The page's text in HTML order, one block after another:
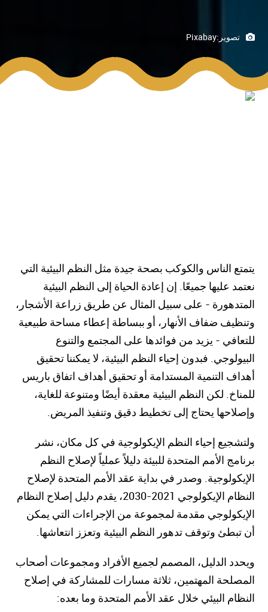
تصوير:Pixabay
يتمتع الناس والكوكب بصحة جيدة مثل النظم البيئية التي
نعتمد عليها جميعًا. إن إعادة الحياة إلى النظم البيئية
المتدهورة - على سبيل المثال عن طريق زراعة الأشجار،
وتنظيف ضفاف الأنهار، أو ببساطة إعطاء مساحة طبيعية
للتعافي - يزيد من فوائدها على المجتمع والتنوع
البيولوجي. فبدون إحياء النظم البيئية، لا يمكننا تحقيق
أهداف التنمية المستدامة أو تحقيق أهداف اتفاق باريس
للمناخ. لكن النظم البيئية معقدة أيضًا ومتنوعة للغاية،
وإصلاحها يحتاج إلى تخطيط دقيق وتنفيذ المريض.
ولتشجيع إحياء النظم الإيكولوجية في كل مكان، نشر
برنامج الأمم المتحدة للبيئة دليلاً عملياً لإصلاح النظم
الإيكولوجية. وصدر في بداية عقد الأمم المتحدة لإصلاح
النظام الإيكولوجي 2021-2030، يقدم دليل إصلاح النظام
الإيكولوجي مقدمة لمجموعة من الإجراءات التي يمكن
أن تبطئ وتوقف تدهور النظم البيئية وتعزز انتعاشها.
ويحدد الدليل، المصمم لجميع الأفراد ومجموعات أصحاب
المصلحة المهتمين، ثلاثة مسارات للمشاركة في إصلاح
النظام البيئي خلال عقد الأمم المتحدة وما بعده: